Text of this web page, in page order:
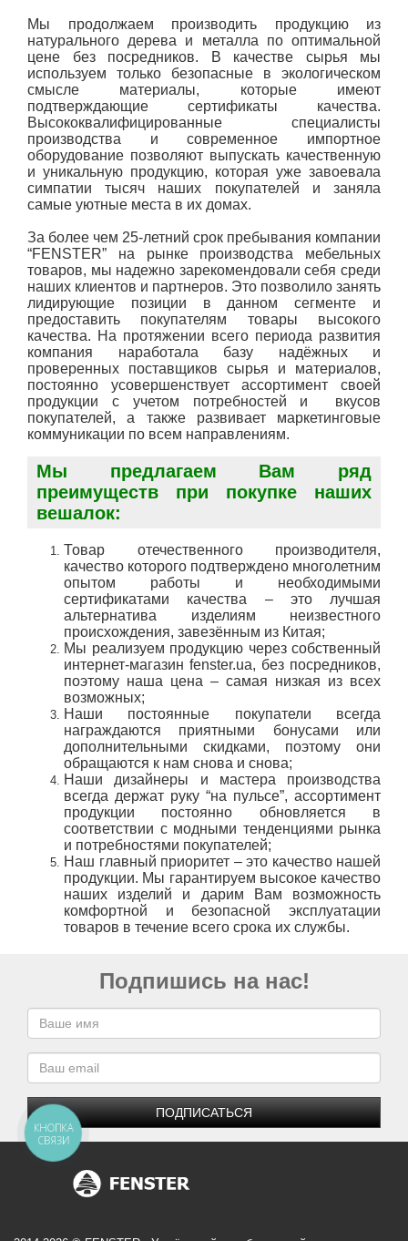
Мы продолжаем производить продукцию из
натурального дерева и металла по оптимальной
цене без посредников. В качестве сырья мы
используем только безопасные в экологическом
смысле материалы, которые имеют
подтверждающие сертификаты качества.
Высококвалифицированные специалисты
производства и современное импортное
оборудование позволяют выпускать качественную
и уникальную продукцию, которая уже завоевала
симпатии тысяч наших покупателей и заняла
самые уютные места в их домах.
За более чем 25-летний срок пребывания компании
“FENSTER” на рынке производства мебельных
товаров, мы надежно зарекомендовали себя среди
наших клиентов и партнеров. Это позволило занять
лидирующие позиции в данном сегменте и
предоставить покупателям товары высокого
качества. На протяжении всего периода развития
компания наработала базу надёжных и
проверенных поставщиков сырья и материалов,
постоянно усовершенствует ассортимент своей
продукции с учетом потребностей и вкусов
покупателей, а также развивает маркетинговые
коммуникации по всем направлениям.
Мы предлагаем Вам ряд
преимуществ при покупке наших
вешалок:
Товар отечественного производителя,
качество которого подтверждено многолетним
опытом работы и необходимыми
сертификатами качества – это лучшая
альтернатива изделиям неизвестного
происхождения, завезённым из Китая;
Мы реализуем продукцию через собственный
интернет-магазин fenster.ua, без посредников,
поэтому наша цена – самая низкая из всех
возможных;
Наши постоянные покупатели всегда
награждаются приятными бонусами или
дополнительными скидками, поэтому они
обращаются к нам снова и снова;
Наши дизайнеры и мастера производства
всегда держат руку “на пульсе”, ассортимент
продукции постоянно обновляется в
соответствии с модными тенденциями рынка
и потребностями покупателей;
Наш главный приоритет – это качество нашей
продукции. Мы гарантируем высокое качество
наших изделий и дарим Вам возможность
комфортной и безопасной эксплуатации
товаров в течение всего срока их службы.
Подпишись на нас!
ПОДПИСАТЬСЯ
КНОПКА
СВЯЗИ